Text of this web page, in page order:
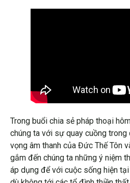
Trong buổi chia sẻ pháp thoại
chúng ta với sự quay cuồng
vọng âm thanh của Đức Thế Tôn
gắm đến chúng ta những ý niệm
áp dụng để với cuộc sống hiện